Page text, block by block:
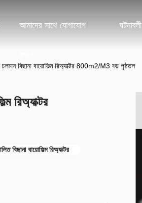
আমাদের সাথে যোগাযোগ ঘটনাবলী
বিছানা বায়োফিল্ম রিঅ্যাক্টর 800m2/M3 বড় পৃষ্ঠতল
রিঅ্যাক্টর
বিছানা বায়োফিল্ম রিঅ্যাক্টর